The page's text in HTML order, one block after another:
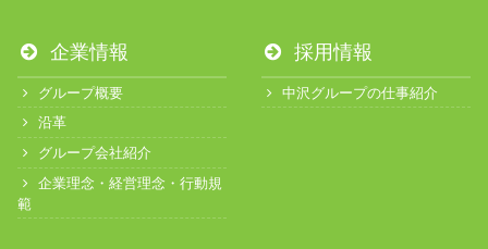
企業情報
グループ概要
沿革
グループ会社紹介
企業理念・経営理念・行動規
範
採用情報
中沢グループの仕事紹介